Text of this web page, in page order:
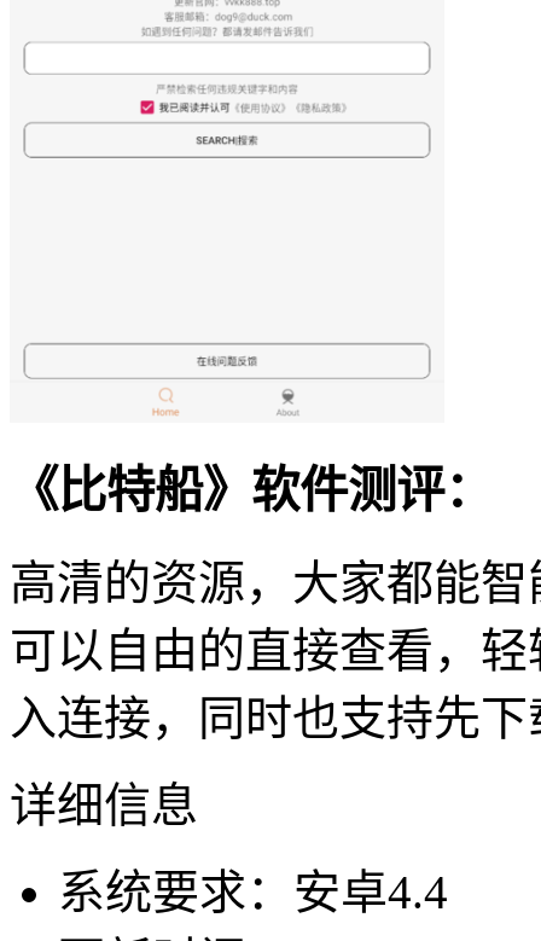
《比特船》软件测评：
高清的资源，大家都能
可以自由的直接查看，
入连接，同时也支持先
详细信息
系统要求：安卓4.4